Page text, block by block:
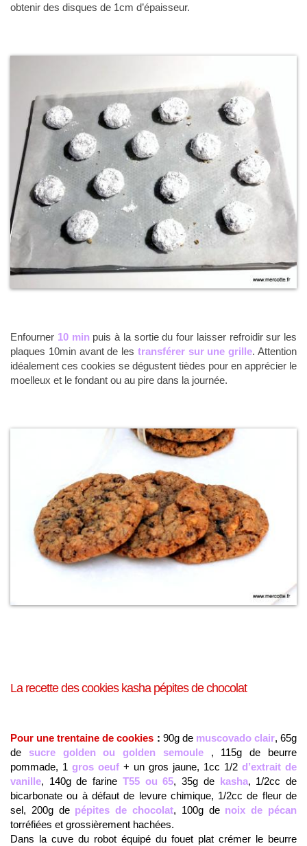
obtenir des disques de 1cm d’épaisseur.
Enfourner 10 minpuis à la sortie du four laisser refroidir sur les
plaques 10min avant de les transférer sur une grille. Attention
idéalement ces cookies se dégustent tièdes pour en apprécier le
moelleux et le fondant ou au pire dans la journée.
La recette des cookies kasha pépites de chocolat
Pour une trentaine de cookies : 90g de muscovado clair, 65g
de sucre golden ou golden semoule, 115g de beurre
pommade, 1 gros oeuf + un gros jaune, 1cc 1/2 d’extrait de
vanille, 140g de farine T55 ou 65, 35g dekasha, 1/2cc de
bicarbonate ou à défaut de levure chimique, 1/2cc de fleur de
sel, 200g depépites de chocolat, 100g de noix de pécan
torréfiées et grossièrement hachées.
Dans la cuve du robot équipé du fouet plat crémer le beurre